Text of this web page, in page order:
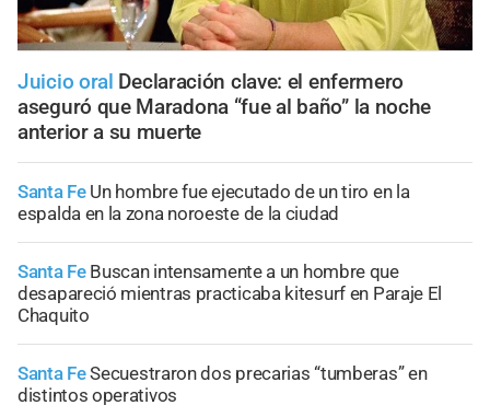
Juicio oral Declaración clave: el enfermero
aseguró que Maradona “fue al baño” la noche
anterior a su muerte
Santa Fe Un hombre fue ejecutado de un tiro en la
espalda en la zona noroeste de la ciudad
Santa Fe Buscan intensamente a un hombre que
desapareció mientras practicaba kitesurf en Paraje El
Chaquito
Santa FeSecuestraron dos precarias “tumberas” en
distintos operativos